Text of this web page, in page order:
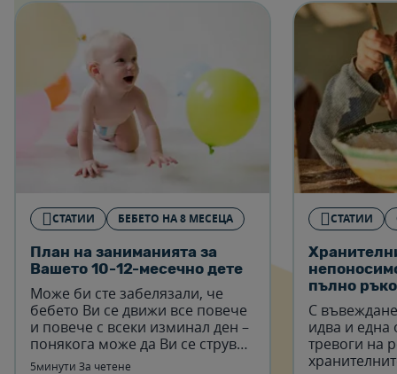
СТАТИИ БЕБЕТО НА 8 МЕСЕЦА
План на заниманията за
Вашето 10-12-месечно дете
Може би сте забелязали, че
бебето Ви се движи все повече
и повече с всеки изминал ден –
понякога може да Ви се струва,
че то е в постоянно движение!
5минути За четене
СТАТИИ
пълно
С
идва и една
тревоги на